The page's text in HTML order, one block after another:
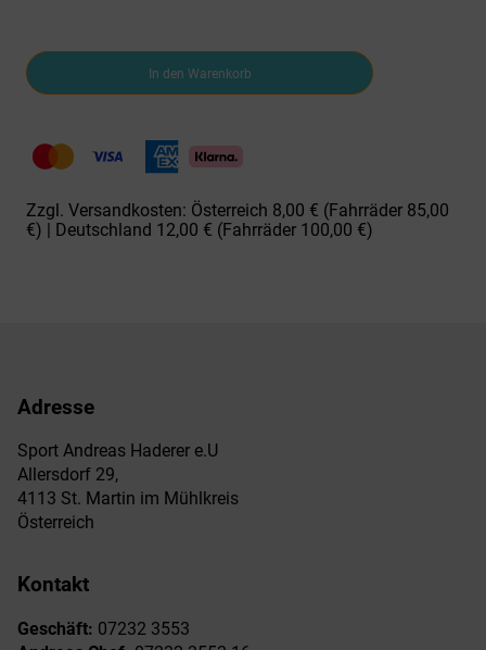
Traunsteinsport
D-
Wanderhose
Lake
Luise
Menge
In den Warenkorb
Zzgl. Versandkosten: Österreich 8,00 € (Fahrräder 85,00
€) | Deutschland 12,00 € (Fahrräder 100,00 €)
Adresse
Sport Andreas Haderer e.U
Allersdorf 29,
4113 St. Martin im Mühlkreis
Österreich
Kontakt
Geschäft: 07232 3553